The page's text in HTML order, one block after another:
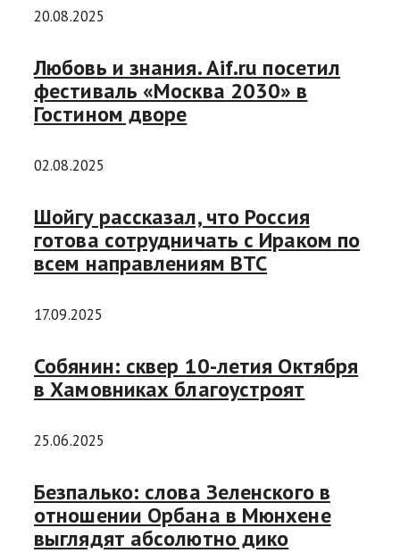
20.08.2025
Любовь и знания. Aif.ru посетил
фестиваль «Москва 2030» в
Гостином дворе
02.08.2025
Шойгу рассказал, что Россия
готова сотрудничать с Ираком по
всем направлениям ВТС
17.09.2025
Собянин: сквер 10-летия Октября
в Хамовниках благоустроят
25.06.2025
Безпалько: слова Зеленского в
отношении Орбана в Мюнхене
выглядят абсолютно дико